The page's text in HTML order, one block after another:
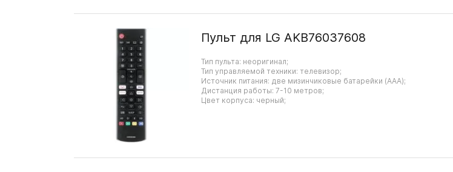
Пульт для LG AKB76037608
Тип пульта: неоригинал;
Тип управляемой техники: телевизор;
Источник питания: две мизинчиковые батарейки (AAA);
Дистанция работы: 7-10 метров;
Цвет корпуса: черный;